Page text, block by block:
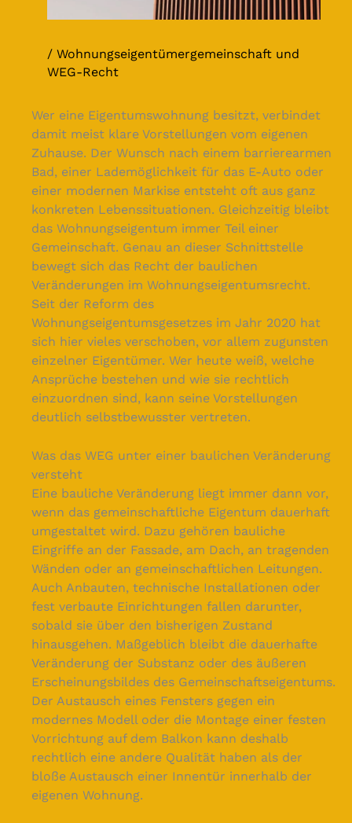
Wohnungseigentümergemeinschaft und
WEG-Recht
Wer eine Eigentumswohnung besitzt, verbindet
damit meist klare Vorstellungen vom eigenen
Zuhause. Der Wunsch nach einem barrierearmen
Bad, einer Lademöglichkeit für das E-Auto oder
einer modernen Markise entsteht oft aus ganz
konkreten Lebenssituationen. Gleichzeitig bleibt
das Wohnungseigentum immer Teil einer
Gemeinschaft. Genau an dieser Schnittstelle
bewegt sich das Recht der baulichen
Veränderungen im Wohnungseigentumsrecht.
Seit der Reform des
Wohnungseigentumsgesetzes im Jahr 2020 hat
sich hier vieles verschoben, vor allem zugunsten
einzelner Eigentümer. Wer heute weiß, welche
Ansprüche bestehen und wie sie rechtlich
einzuordnen sind, kann seine Vorstellungen
deutlich selbstbewusster vertreten.
Was das WEG unter einer baulichen Veränderung
versteht
Eine bauliche Veränderung liegt immer dann vor,
wenn das gemeinschaftliche Eigentum dauerhaft
umgestaltet wird. Dazu gehören bauliche
Eingriffe an der Fassade, am Dach, an tragenden
Wänden oder an gemeinschaftlichen Leitungen.
Auch Anbauten, technische Installationen oder
fest verbaute Einrichtungen fallen darunter,
sobald sie über den bisherigen Zustand
hinausgehen. Maßgeblich bleibt die dauerhafte
Veränderung der Substanz oder des äußeren
Erscheinungsbildes des Gemeinschaftseigentums.
Der Austausch eines Fensters gegen ein
modernes Modell oder die Montage einer festen
Vorrichtung auf dem Balkon kann deshalb
rechtlich eine andere Qualität haben als der
bloße Austausch einer Innentür innerhalb der
eigenen Wohnung.